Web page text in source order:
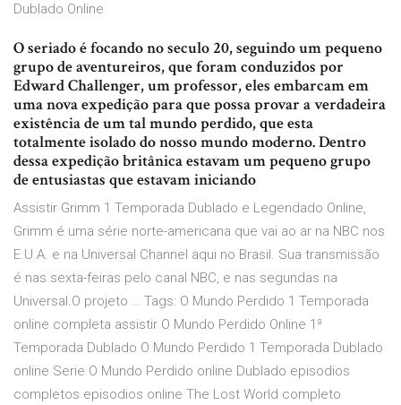
Dublado Online
O seriado é focando no seculo 20, seguindo um pequeno
grupo de aventureiros, que foram conduzidos por
Edward Challenger, um professor, eles embarcam em
uma nova expedição para que possa provar a verdadeira
existência de um tal mundo perdido, que esta
totalmente isolado do nosso mundo moderno. Dentro
dessa expedição britânica estavam um pequeno grupo
de entusiastas que estavam iniciando
Assistir Grimm 1 Temporada Dublado e Legendado Online,
Grimm é uma série norte-americana que vai ao ar na NBC nos
E.U.A. e na Universal Channel aqui no Brasil. Sua transmissão
é nas sexta-feiras pelo canal NBC, e nas segundas na
Universal.O projeto … Tags: O Mundo Perdido 1 Temporada
online completa assistir O Mundo Perdido Online 1ª
Temporada Dublado O Mundo Perdido 1 Temporada Dublado
online Serie O Mundo Perdido online Dublado episodios
completos episodios online The Lost World completo